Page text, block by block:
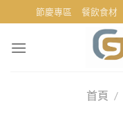
to
content
節慶專區 餐飲食材
首頁 /